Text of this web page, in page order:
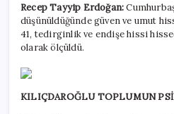
Recep Tayyip Erdoğan:
düşünüldüğünde güven ve umut
41, tedirginlik ve endişe hissi
olarak ölçüldü.
KILIÇDAROĞLU TOPLUMUN